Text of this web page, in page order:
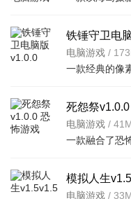
铁锤守卫电
电脑游戏 /
死怨祭
电脑游戏 /
模拟人生
电脑游戏 /